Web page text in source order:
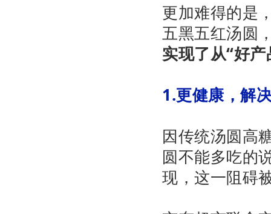
更加难得的是
五黑五红汤圆
实现了从“好
1.更健康，解
因传统汤圆高
圆不能多吃的
现，这一阻碍